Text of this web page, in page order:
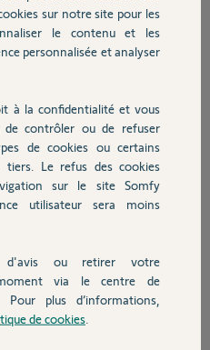
votre problème ? Quel matériel
2 mois
sur notre site pour les
le contenu et les
personnalisée et analyser
à la confidentialité et vous
de contrôler ou de refuser
de cookies ou certains
tiers. Le refus des cookies
sur le site Somfy
utilisateur sera moins
d'avis ou retirer votre
via le centre de
plus d’informations,
de cookies